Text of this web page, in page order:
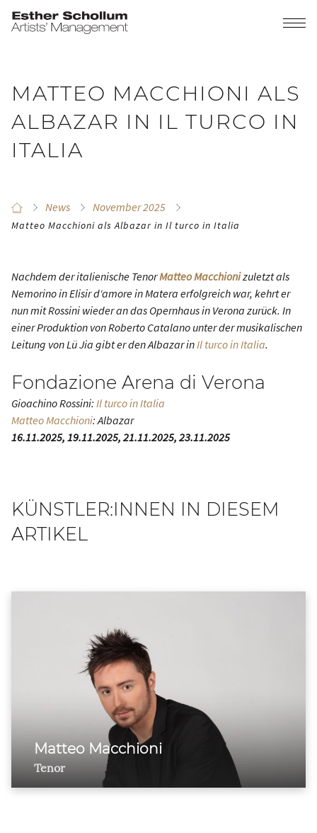
MATTEO MACCHIONI ALS
ALBAZAR IN IL TURCO IN
ITALIA
News November 2025
Matteo Macchioni als Albazar in Il turco in Italia
Nachdem der italienische TenorMatteo Macchionizuletzt als
Nemorino inElisir d‘amorein Matera erfolgreich war, kehrt er
nun mit Rossini wieder an das Opernhaus in Verona zurück. In
einer Produktion von Roberto Catalano unter der musikalischen
Leitung von Lü Jia gibt er den Albazar inIl turco in Italia.
Fondazione Arena di Verona
Gioachino Rossini: Il turco in Italia
Matteo Macchioni: Albazar
16.11.2025, 19.11.2025, 21.11.2025, 23.11.2025
KÜNSTLER:INNEN IN DIESEM
ARTIKEL
Matteo Macchioni
Tenor